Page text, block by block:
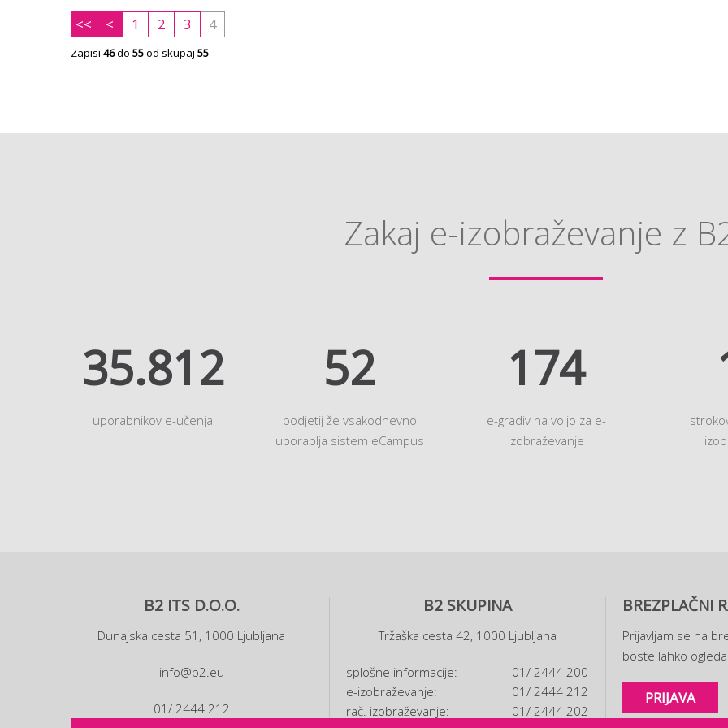
<< < 1 2 3 4
Zapisi 46do 55od skupaj 55
Zakaj e-izobraževanje z
41.238
uporabnikov e-učenja
60
podjetij že vsakodnevno
uporablja sistem eCampus
200
e-gradiv na voljo za e-
izobraževanje
B2 ITS D.O.O.
Dunajska cesta 51, 1000 Ljubljana
info@b2.eu
01/ 2444 212
B2 SKUPINA
Tržaška cesta 42, 1000 Ljubljana
splošne informacije:
01/ 2444 200
e-izobraževanje:
01/ 2444 212
rač. izobraževanje:
01/ 2444 202
BREZPLAČNI
Prijavljam se na
boste lahko
PRIJAVA